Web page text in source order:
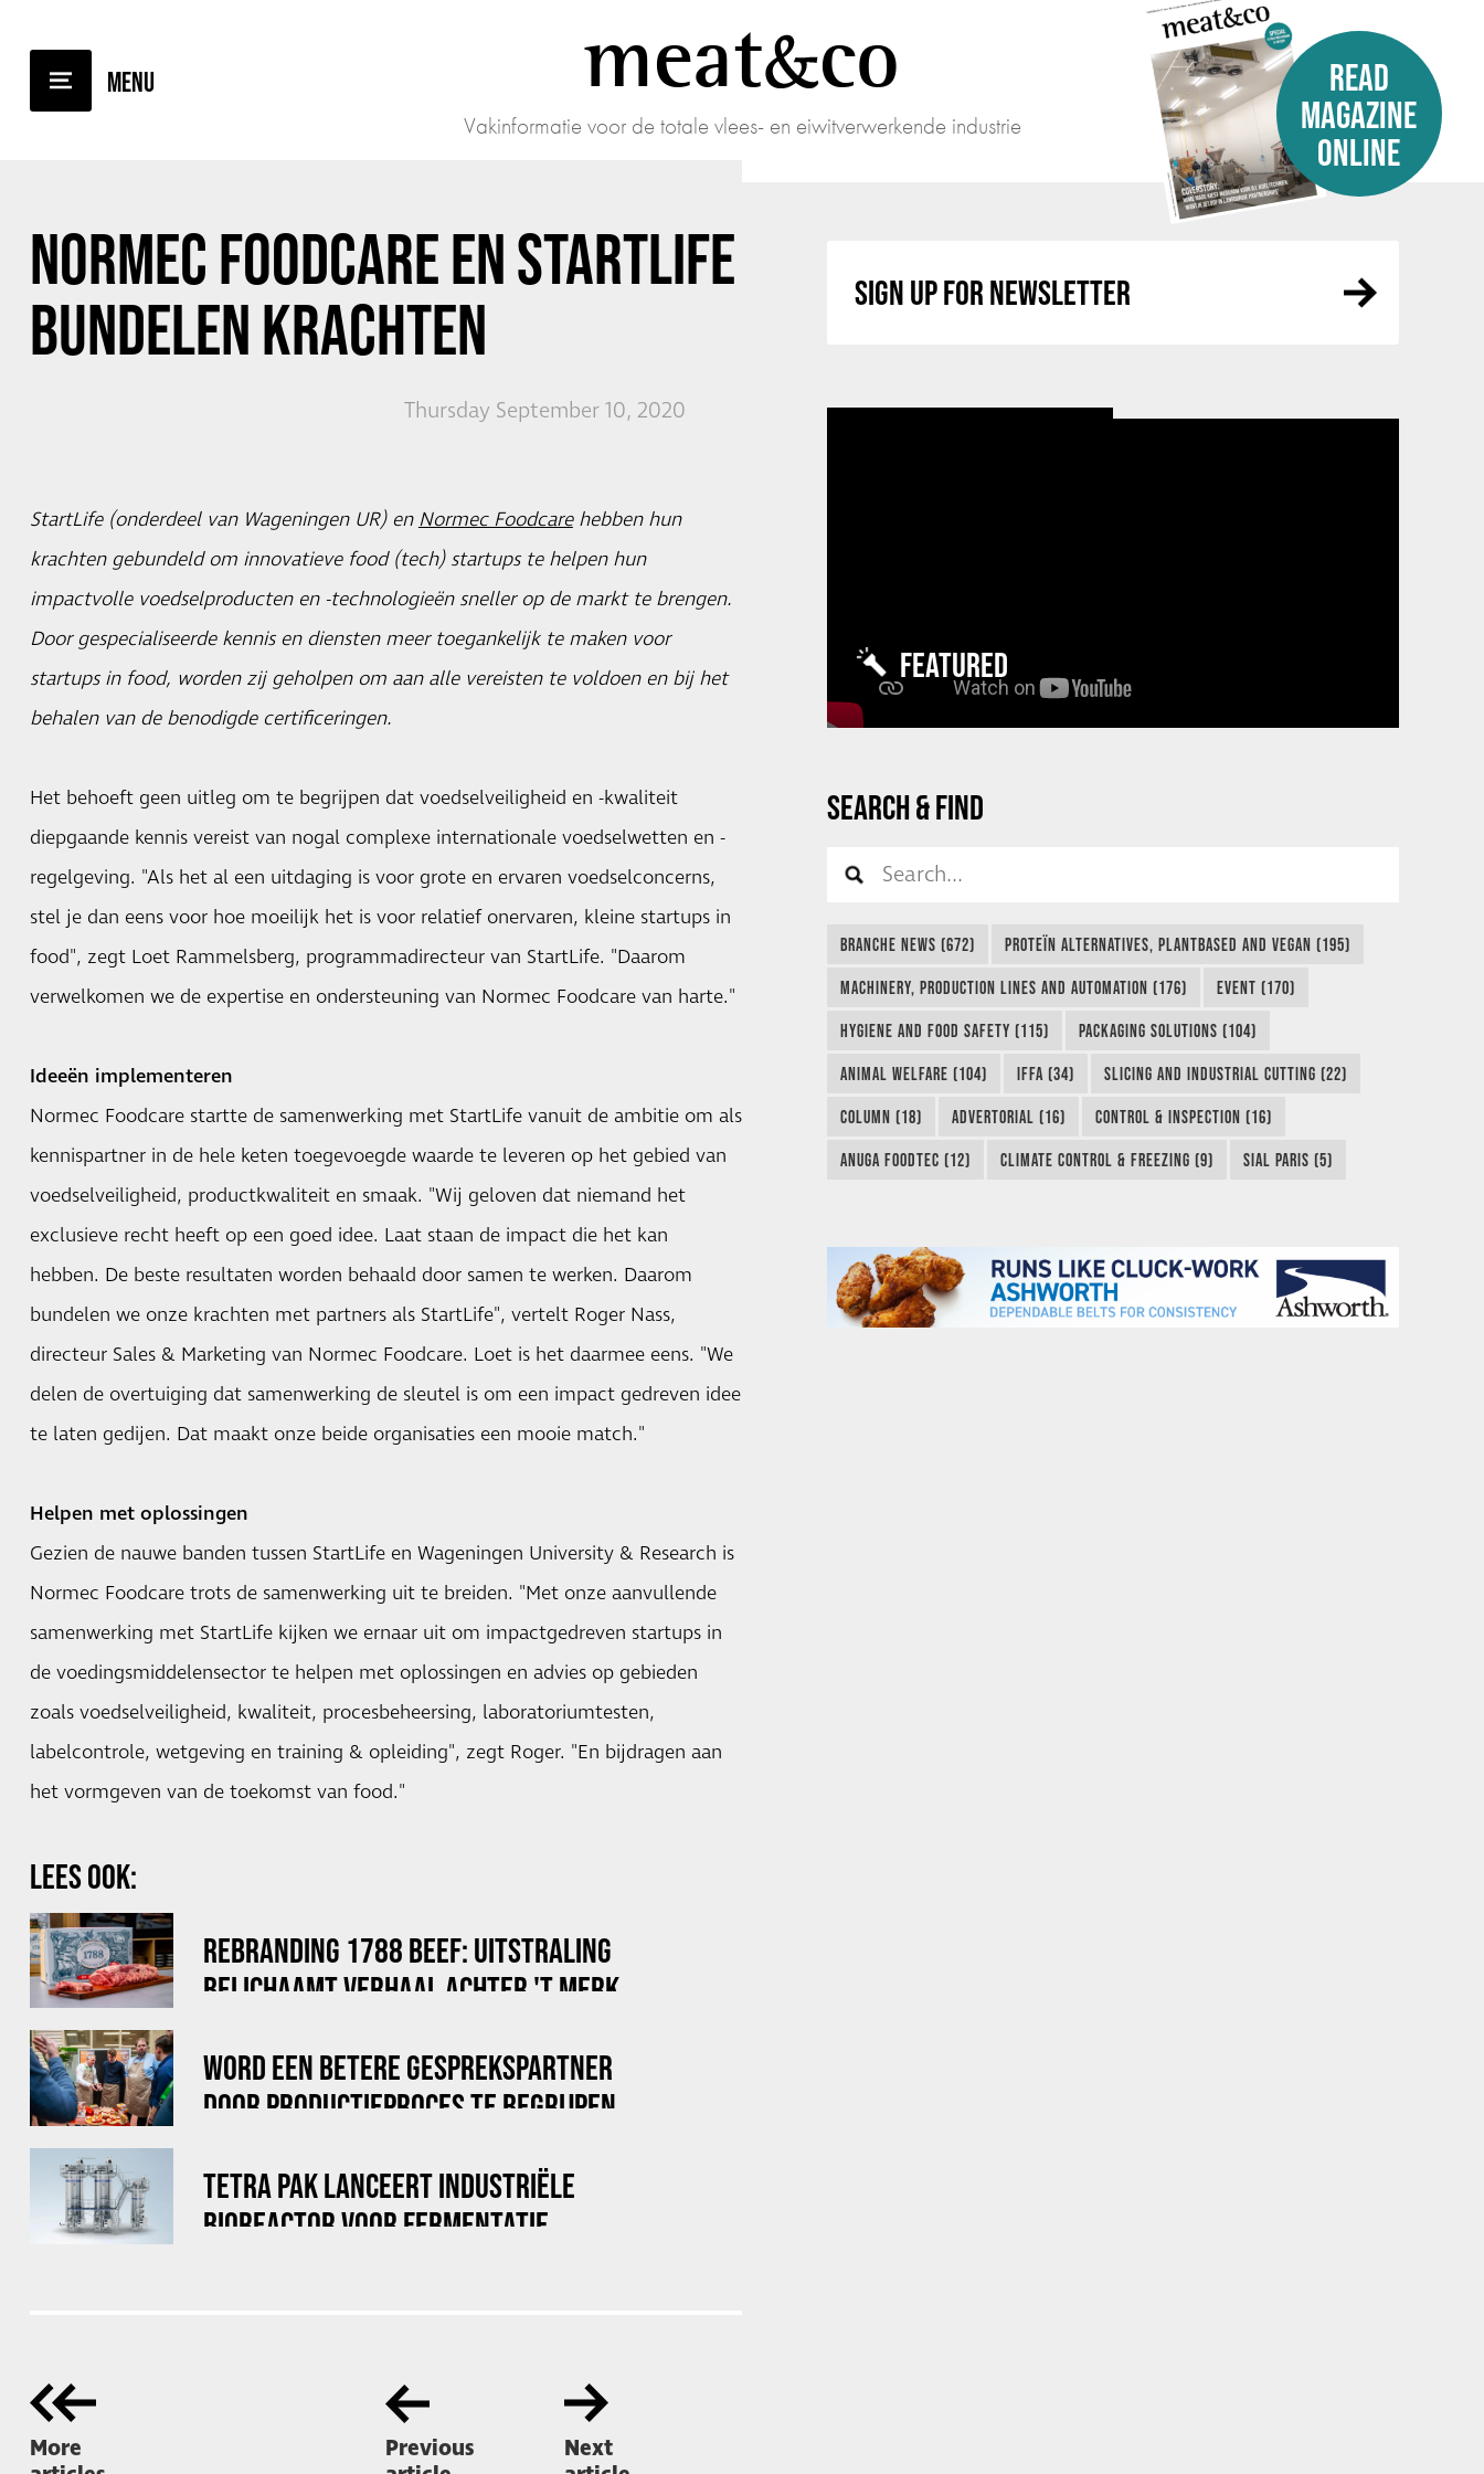
meatco
Vakinformatie voor de totale vlees- en eiwitverwerkende industrie
READ
MAGAZINE
ONLINE
NORMEC FOODCARE EN STARTLIFE
BUNDELEN KRACHTEN
Thursday September 10, 2020
StartLife (onderdeel van Wageningen UR) en Normec Foodcarehebben hun
krachten gebundeld om innovatieve food (tech) startups te helpen hun
impactvolle voedselproducten en -technologieën sneller op de markt te brengen.
Door gespecialiseerde kennis en diensten meer toegankelijk te maken voor
startups in food, worden zij geholpen om aan alle vereisten te voldoen en bij het
behalen van de benodigde certificeringen.
Het behoeft geen uitleg om te begrijpen dat voedselveiligheid en -kwaliteit
diepgaande kennis vereist van nogal complexe internationale voedselwetten en -
regelgeving. "Als het al een uitdaging is voor grote en ervaren voedselconcerns,
stel je dan eens voor hoe moeilijk het is voor relatief onervaren, kleine startups in
food", zegt Loet Rammelsberg, programmadirecteur van StartLife. "Daarom
verwelkomen we de expertise en ondersteuning van Normec Foodcare van harte."
Ideeën implementeren
Normec Foodcare startte de samenwerking met StartLife vanuit de ambitie om als
kennispartner in de hele keten toegevoegde waarde te leveren op het gebied van
voedselveiligheid, productkwaliteit en smaak. "Wij geloven dat niemand het
exclusieve recht heeft op een goed idee. Laat staan ​​de impact die het kan
hebben. De beste resultaten worden behaald door samen te werken. Daarom
bundelen we onze krachten met partners als StartLife", vertelt Roger Nass,
directeur Sales & Marketing van Normec Foodcare. Loet is het daarmee eens. "We
delen de overtuiging dat samenwerking de sleutel is om een ​​impact gedreven idee
te laten gedijen. Dat maakt onze beide organisaties een mooie match."
Helpen met oplossingen
Gezien de nauwe banden tussen StartLife en Wageningen University & Research is
Normec Foodcare trots de samenwerking uit te breiden. "Met onze aanvullende
samenwerking met StartLife kijken we ernaar uit om impactgedreven startups in
de voedingsmiddelensector te helpen met oplossingen en advies op gebieden
zoals voedselveiligheid, kwaliteit, procesbeheersing, laboratoriumtesten,
labelcontrole, wetgeving en training & opleiding", zegt Roger. "En bijdragen aan
het vormgeven van de toekomst van food."
LEES OOK:
REBRANDING 1788 BEEF: UITSTRALING
BELICHAAMT VERHAAL ACHTER 'T MERK
WORD EEN BETERE GESPREKSPARTNER
DOOR PRODUCTIEPROCES TE BEGRIJPEN
TETRA PAK LANCEERT INDUSTRIËLE
BIOREACTOR VOOR FERMENTATIE
More
Previous
Next
SIGN UP FOR NEWSLETTER
FEATURED
SEARCH & FIND
BRANCHE NEWS (672) PROTEÏN ALTERNATIVES, PLANTBASED AND VEGAN (195)
MACHINERY, PRODUCTION LINES AND AUTOMATION (176) EVENT (170)
HYGIENE AND FOOD SAFETY (115) PACKAGING SOLUTIONS (104)
ANIMAL WELFARE (104) IFFA (34) SLICING AND INDUSTRIAL CUTTING (22)
COLUMN (18) ADVERTORIAL (16) CONTROL & INSPECTION (16)
ANUGA FOODTEC (12) CLIMATE CONTROL & FREEZING (9) SIAL PARIS (5)